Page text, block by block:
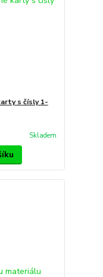
s čísly 1-
Skladem